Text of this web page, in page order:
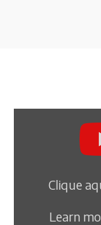
Clique
Learn